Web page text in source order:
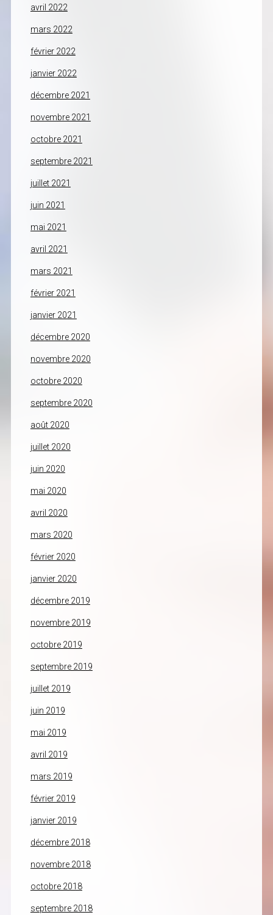
avril 2022
mars 2022
février 2022
janvier 2022
décembre 2021
novembre 2021
octobre 2021
septembre 2021
juillet 2021
juin 2021
mai 2021
avril 2021
mars 2021
février 2021
janvier 2021
décembre 2020
novembre 2020
octobre 2020
septembre 2020
août 2020
juillet 2020
juin 2020
mai 2020
avril 2020
mars 2020
février 2020
janvier 2020
décembre 2019
novembre 2019
octobre 2019
septembre 2019
juillet 2019
juin 2019
mai 2019
avril 2019
mars 2019
février 2019
janvier 2019
décembre 2018
novembre 2018
octobre 2018
septembre 2018